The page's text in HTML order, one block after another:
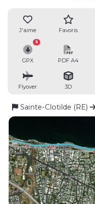
J'aime Favoris
GPX
5
PDF A4
Flyover 3D
Sainte-Clotilde (RE)